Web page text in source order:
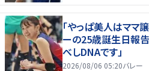
「やっぱ美人はママ
ーの25歳誕生日報
べしDNAです」
2026/08/06 05:20バレー